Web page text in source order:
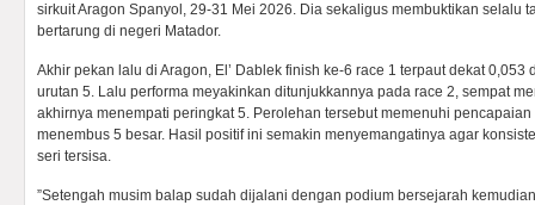
sirkuit Aragon Spanyol, 29-31 Mei 2026. Dia sekaligus membuktikan selalu
bertarung di negeri Matador.
Akhir pekan lalu di Aragon, El’ Dablek finish ke-6 race 1 terpaut dekat 0,053
urutan 5. Lalu performa meyakinkan ditunjukkannya pada race 2, sempat
akhirnya menempati peringkat 5. Perolehan tersebut memenuhi
menembus 5 besar. Hasil positif ini semakin menyemangatinya agar
seri tersisa.
”Setengah musim balap sudah dijalani dengan podium bersejarah